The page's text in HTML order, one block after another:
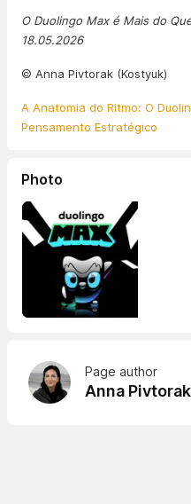
O Duolingo Max é Mais do
18.05.2026
© Anna Pivtorak (Kostyuk)
A Anatomia do Ritmo: O
Pensamento Estratégico
Photo
Page author
Anna